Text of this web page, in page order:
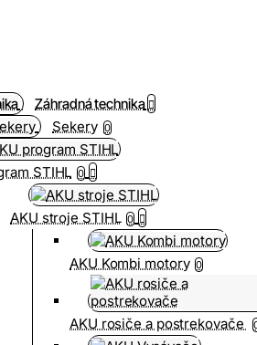
Záhradná technika
Sekery 0
STIHL 0
AKU stroje STIHL 0
AKU Kombi motory 0
AKU rosiče a postrekovače